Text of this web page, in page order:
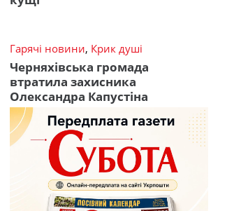
Гарячі новини, Крик душі
Черняхівська громада
втратила захисника
Олександра Капустіна